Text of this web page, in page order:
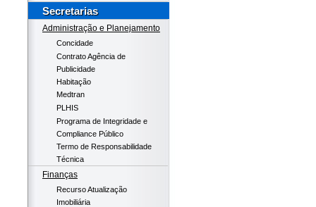
Secretarias
Administração e Planejamento
Concidade
Contrato Agência de
Publicidade
Habitação
Medtran
PLHIS
Programa de Integridade e
Compliance Público
Termo de Responsabilidade
Técnica
Finanças
Recurso Atualização
Imobiliária